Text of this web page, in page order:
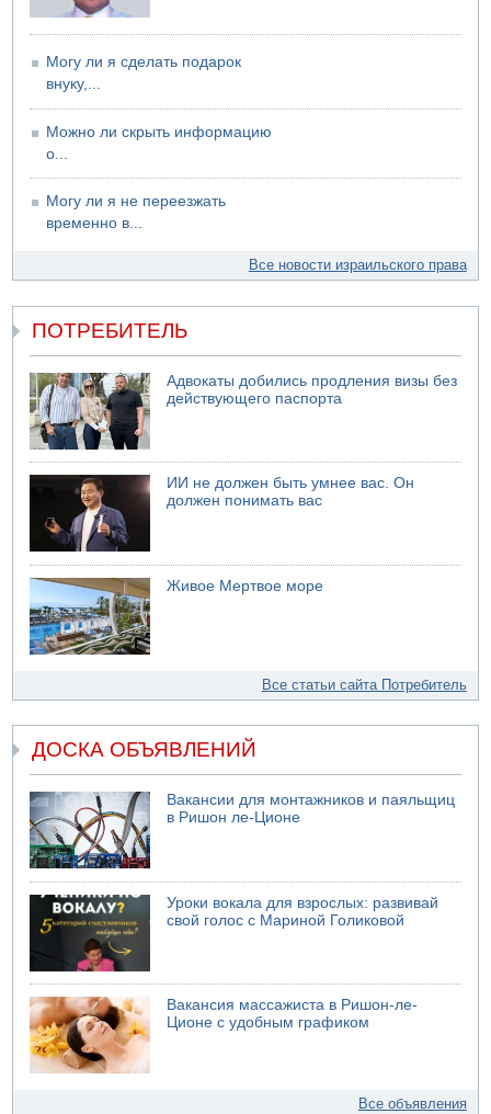
Могу ли я сделать подарок
внуку,...
Можно ли скрыть информацию
о...
Могу ли я не переезжать
временно в...
Все новости израильского права
ПОТРЕБИТЕЛЬ
Адвокаты добились продления визы без
действующего паспорта
ИИ не должен быть умнее вас. Он
должен понимать вас
Живое Мертвое море
Все статьи сайта Потребитель
ДОСКА ОБЪЯВЛЕНИЙ
Вакансии для монтажников и паяльщиц
в Ришон ле-Ционе
Уроки вокала для взрослых: развивай
свой голос с Мариной Голиковой
Вакансия массажиста в Ришон-ле-
Ционе с удобным графиком
Все объявления